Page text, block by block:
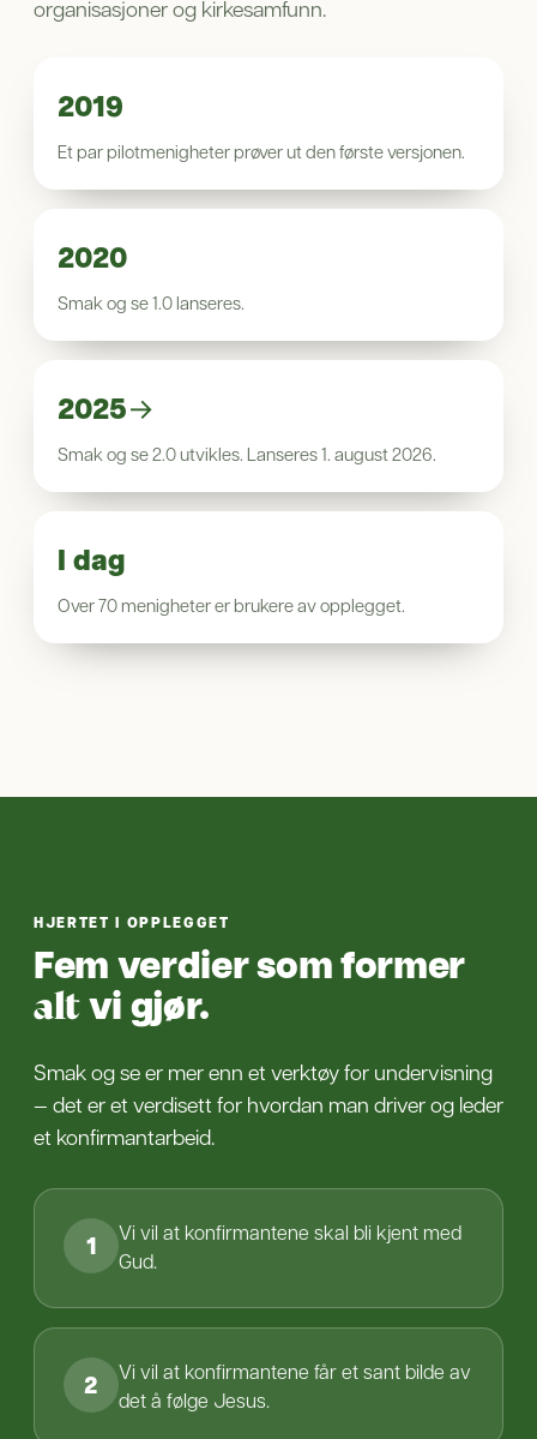
organisasjoner og kirkesamfunn.
2019
Et par pilotmenigheter prøver ut den første versjonen.
2020
Smak og se 1.0 lanseres.
2025→
Smak og se 2.0 utvikles. Lanseres 1. august 2026.
I dag
Over 70 menigheter er brukere av opplegget.
HJERTET I OPPLEGGET
Fem verdier som former
altvi gjør.
Smak og se er mer enn et verktøy for undervisning
— det er et verdisett for hvordan man driver og leder
et konfirmantarbeid.
1
Vi vil at konfirmantene skal bli kjent med
Gud.
2
Vi vil at konfirmantene får et sant bilde av
det å følge Jesus.